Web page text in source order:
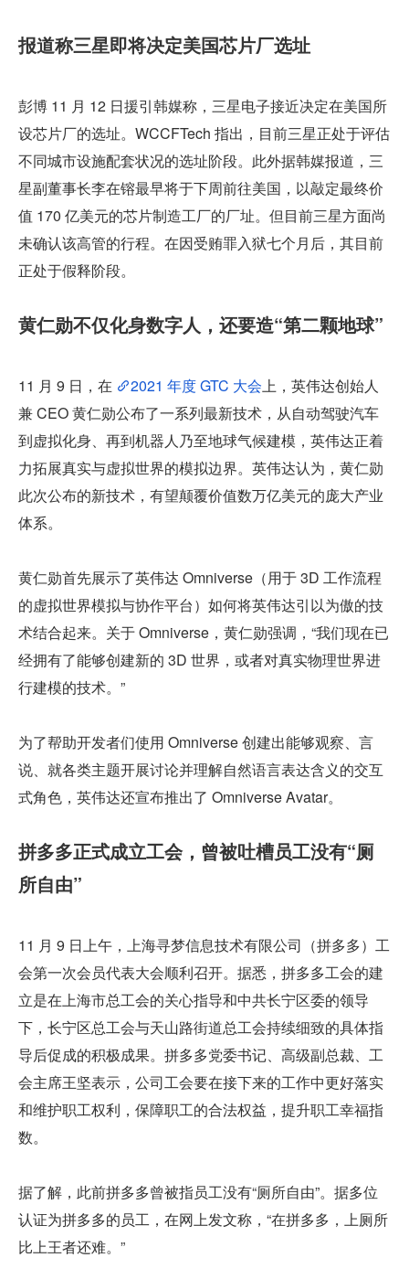
报道称三星即将决定美国芯片厂选址
彭博 11 月 12 日援引韩媒称，三星电子接近决定在美国所
设芯片厂的选址。WCCFTech 指出，目前三星正处于评估
不同城市设施配套状况的选址阶段。此外据韩媒报道，三
星副董事长李在镕最早将于下周前往美国，以敲定最终价
值 170 亿美元的芯片制造工厂的厂址。但目前三星方面尚
未确认该高管的行程。在因受贿罪入狱七个月后，其目前
正处于假释阶段。
黄仁勋不仅化身数字人，还要造“第二颗地球”
11 月 9 日，在 2021 年度 GTC 大会上，英伟达创始人
兼 CEO 黄仁勋公布了一系列最新技术，从自动驾驶汽车
到虚拟化身、再到机器人乃至地球气候建模，英伟达正着
力拓展真实与虚拟世界的模拟边界。英伟达认为，黄仁勋
此次公布的新技术，有望颠覆价值数万亿美元的庞大产业
体系。
黄仁勋首先展示了英伟达 Omniverse（用于 3D 工作流程
的虚拟世界模拟与协作平台）如何将英伟达引以为傲的技
术结合起来。关于 Omniverse，黄仁勋强调，“我们现在已
经拥有了能够创建新的 3D 世界，或者对真实物理世界进
行建模的技术。”
为了帮助开发者们使用 Omniverse 创建出能够观察、言
说、就各类主题开展讨论并理解自然语言表达含义的交互
式角色，英伟达还宣布推出了 Omniverse Avatar。
拼多多正式成立工会，曾被吐槽员工没有“厕
所自由”
11 月 9 日上午，上海寻梦信息技术有限公司（拼多多）工
会第一次会员代表大会顺利召开。据悉，拼多多工会的建
立是在上海市总工会的关心指导和中共长宁区委的领导
下，长宁区总工会与天山路街道总工会持续细致的具体指
导后促成的积极成果。拼多多党委书记、高级副总裁、工
会主席王坚表示，公司工会要在接下来的工作中更好落实
和维护职工权利，保障职工的合法权益，提升职工幸福指
数。
据了解，此前拼多多曾被指员工没有“厕所自由”。据多位
认证为拼多多的员工，在网上发文称，“在拼多多，上厕所
比上王者还难。”